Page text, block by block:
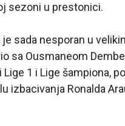
sezoni u prestonici.
sada nesporan u
sa Ousmaneom
1 i Lige šampiona,
izbacivanja Ronalda